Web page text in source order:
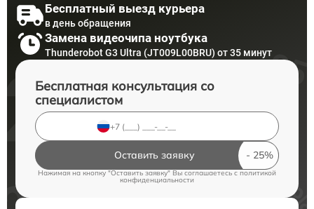
Бесплатный выезд курьера
в день обращения
Замена видеочипа ноутбука
Thunderobot G3 Ultra (JT009L00BRU) от 35 минут
Бесплатная консультация со
специалистом
Оставить заявку
Нажимая на кнопку "Оставить заявку" Вы соглашаетесь cполитикой
конфиденциальности